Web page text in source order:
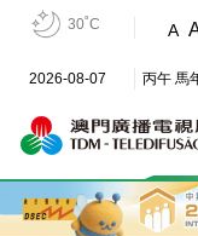
30˚C A
2026-08-07 丙午 馬